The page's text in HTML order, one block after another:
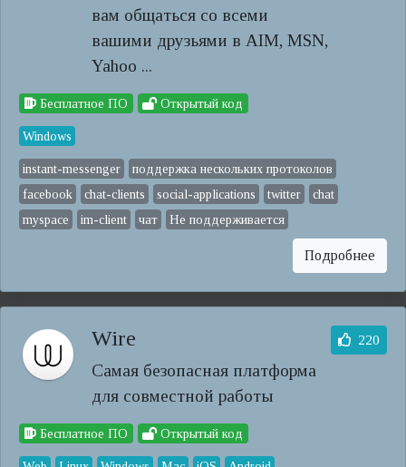
вам общаться со всеми
вашими друзьями в AIM, MSN,
Yahoo ...
Бесплатное ПО Открытый код
Windows
instant-messenger
поддержка нескольких протоколов
facebook
chat-clients social-applications twitter
chat
myspace
im-client чат Не поддерживается
Подробнее
Wire
Самая безопасная платформа
для совместной работы
220
Бесплатное ПО Открытый код